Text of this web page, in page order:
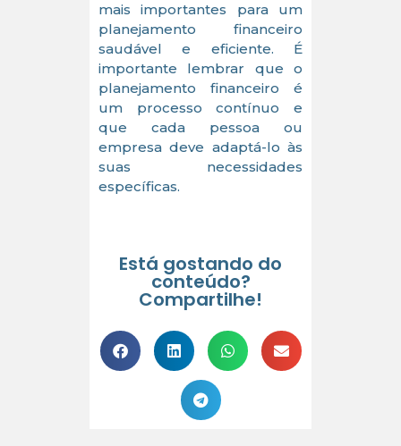
mais importantes para um
planejamento financeiro
saudável e eficiente. É
importante lembrar que o
planejamento financeiro é
um processo contínuo e
que cada pessoa ou
empresa deve adaptá-lo às
suas necessidades
específicas.
Está gostando do
conteúdo?
Compartilhe!